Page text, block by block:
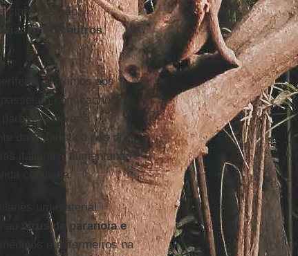
sintomas são:
dos outros,
próximos aos
com cachorros.
descrever a
da Estatística nos diz
italianas, aumentando
cotidiana.
um material
vírus da paranoia e
e enfermeiros na